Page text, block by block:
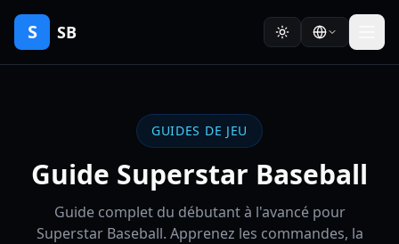
S SB
GUIDES DE JEU
Guide Superstar Baseball
Guide complet du débutant à l'avancé pour
Superstar Baseball. Apprenez les commandes, la